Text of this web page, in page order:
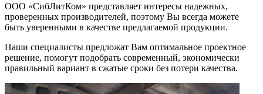
ООО «СибЛитКом» представляет интересы надежных,
проверенных производителей, поэтому Вы всегда можете
быть уверенными в качестве предлагаемой продукции.
Наши специалисты предложат Вам оптимальное проектное
решение, помогут подобрать современный, экономически
правильный вариант в сжатые сроки без потери качества.